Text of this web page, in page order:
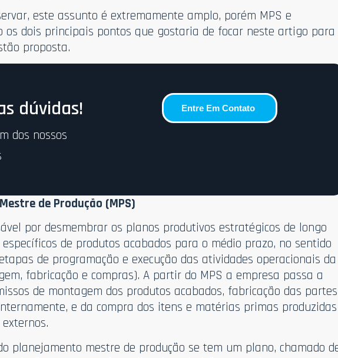
este assunto é extremamente amplo, porém MPS e
os dois principais pontos que gostaria de focar neste artigo para
proposta.
dúvidas!
dos nossos
Entre Em Contato
de Produção (MPS)
por desmembrar os planos produtivos estratégicos de longo
de produtos acabados para o médio prazo, no sentido
de programação e execução das atividades operacionais da
fabricação e compras). A partir do MPS a empresa passa a
de montagem dos produtos acabados, fabricação das partes
e da compra dos itens e matérias primas produzidas
planejamento mestre de produção se tem um plano, chamado